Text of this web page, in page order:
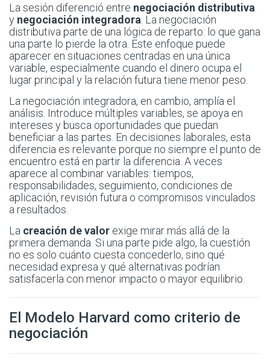
La sesión diferenció entre negociación distributiva
y negociación integradora . La negociación
distributiva parte de una lógica de reparto: lo que gana
una parte lo pierde la otra. Este enfoque puede
aparecer en situaciones centradas en una única
variable, especialmente cuando el dinero ocupa el
lugar principal y la relación futura tiene menor peso.
La negociación integradora, en cambio, amplía el
análisis. Introduce múltiples variables, se apoya en
intereses y busca oportunidades que puedan
beneficiar a las partes. En decisiones laborales, esta
diferencia es relevante porque no siempre el punto de
encuentro está en partir la diferencia. A veces
aparece al combinar variables: tiempos,
responsabilidades, seguimiento, condiciones de
aplicación, revisión futura o compromisos vinculados
a resultados.
La creación de valor exige mirar más allá de la
primera demanda. Si una parte pide algo, la cuestión
no es solo cuánto cuesta concederlo, sino qué
necesidad expresa y qué alternativas podrían
satisfacerla con menor impacto o mayor equilibrio.
El Modelo Harvard como criterio de
negociación